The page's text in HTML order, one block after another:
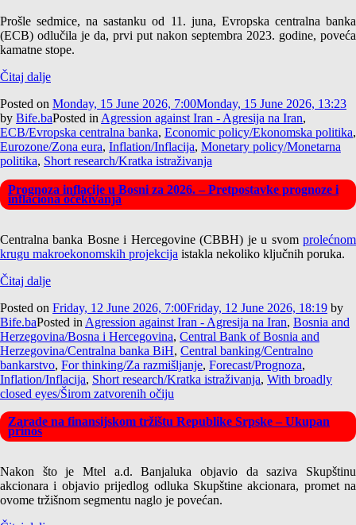
Prošle sedmice, na sastanku od 11. juna, Evropska centralna banka
(ECB) odlučila je da, prvi put nakon septembra 2023. godine, poveća
kamatne stope.
Čitaj dalje
Posted on Monday, 15 June 2026, 7:00Monday, 15 June 2026, 13:23
by Bife.baPosted inAgression against Iran - Agresija na Iran,
ECB/Evropska centralna banka, Economic policy/Ekonomska politika,
Eurozone/Zona eura, Inflation/Inflacija, Monetary policy/Monetarna
politika, Short research/Kratka istraživanja
Prognoza inflacije u Bosni za 2026. – Pretpostavke prognoze i
inflaciona očekivanja
Centralna banka Bosne i Hercegovine (CBBH) je u svom prolećnom
krugu makroekonomskih projekcija istakla nekoliko ključnih poruka.
Čitaj dalje
Posted on Friday, 12 June 2026, 7:00Friday, 12 June 2026, 18:19 by
Bife.baPosted in Agression against Iran - Agresija na Iran, Bosnia and
Herzegovina/Bosna i Hercegovina, Central Bank of Bosnia and
Herzegovina/Centralna banka BiH, Central banking/Centralno
bankarstvo, For thinking/Za razmišljanje, Forecast/Prognoza,
Inflation/Inflacija, Short research/Kratka istraživanja, With broadly
closed eyes/Širom zatvorenih očiju
Zarade na finansijskom tržištu Republike Srpske – Ukupan
prinos
Nakon što je Mtel a.d. Banjaluka objavio da saziva Skupštinu
akcionara i objavio prijedlog odluka Skupštine akcionara, promet na
ovome tržišnom segmentu naglo je povećan.